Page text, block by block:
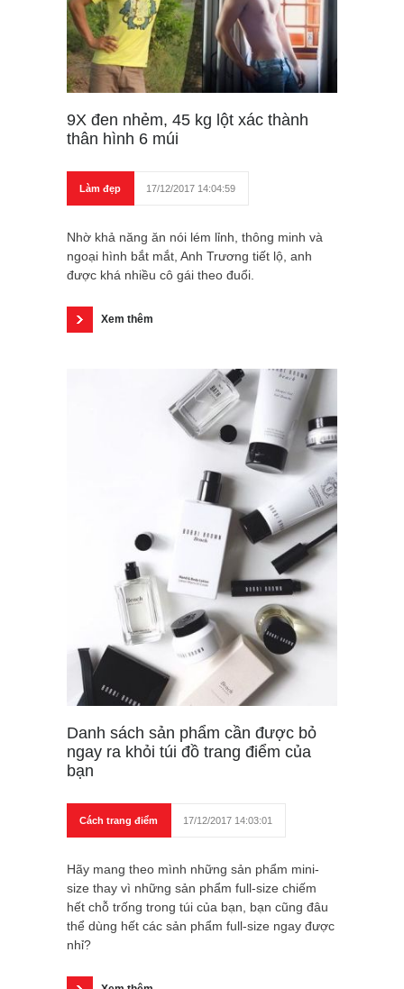
9X đen nhẻm, 45 kg lột xác thành
thân hình 6 múi
Làm đẹp 17/12/2017 14:04:59
Nhờ khả năng ăn nói lém lỉnh, thông minh và
ngoại hình bắt mắt, Anh Trương tiết lộ, anh
được khá nhiều cô gái theo đuổi.
Xem thêm
Danh sách sản phẩm cần được bỏ
ngay ra khỏi túi đồ trang điểm của
bạn
Cách trang điểm 17/12/2017 14:03:01
Hãy mang theo mình những sản phẩm mini-
size thay vì những sản phẩm full-size chiếm
hết chỗ trống trong túi của bạn, bạn cũng đâu
thể dùng hết các sản phẩm full-size ngay được
nhỉ?